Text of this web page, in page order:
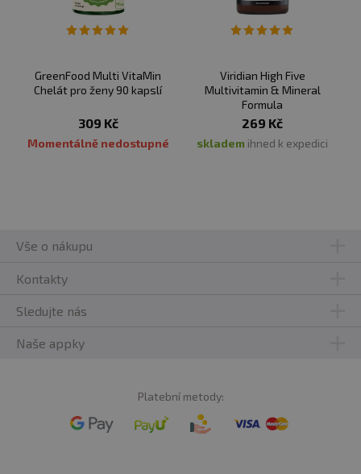
GreenFood Multi VitaMin
Chelát pro ženy 90 kapslí
309 Kč
Momentálně nedostupné
Viridian High Five
Multivitamin & Mineral
Formula
269 Kč
skladem ihned k expedici
Vše o nákupu
Kontakty
Sledujte nás
Naše appky
Platební metody: